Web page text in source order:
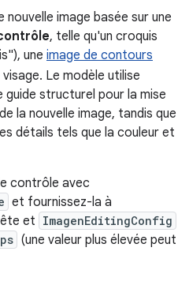
image basée sur une
, telle qu'un croquis
une image de contours
Le modèle utilise
structurel pour la mise
la nouvelle image, tandis que
détails tels que la couleur et
contrôle avec
et fournissez-la à
et ImagenEditingConfig
(une valeur plus élevée peut